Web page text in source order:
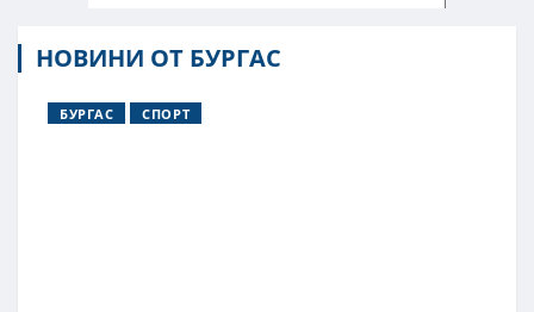
НОВИНИ ОТ БУРГАС
БУРГАС СПОРТ